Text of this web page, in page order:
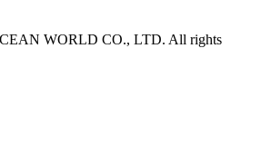
WORLD CO., LTD. All rights